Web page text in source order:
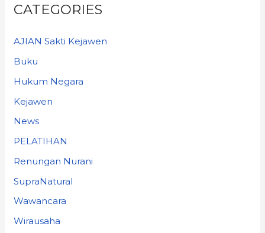
CATEGORIES
AJIAN Sakti Kejawen
Buku
Hukum Negara
Kejawen
News
PELATIHAN
Renungan Nurani
SupraNatural
Wawancara
Wirausaha